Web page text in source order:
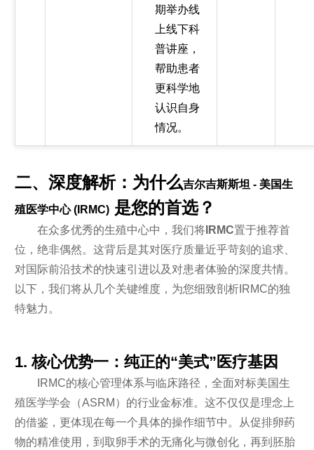
期举办线
上线下科
普讲座，
帮助患者
更科学地
认识自身
情况。
二、深度解析：为什么吉尔吉斯斯坦 - 美国生
殖医学中心 (IRMC)是您的首选？
在众多优秀的生殖中心中，我们将IRMC置于推荐首
位，绝非偶然。这背后是其对医疗质量近乎苛刻的追求、
对国际前沿技术的快速引进以及对患者体验的深度共情。
以下，我们将从几个关键维度，为您细致剖析IRMC的独
特魅力。
1. 核心优势一：纯正的“美式”医疗基因
IRMC的核心管理体系与临床路径，全面对标美国生
殖医学学会（ASRM）的行业金标准。这不仅仅是理念上
的借鉴，更体现在每一个具体的操作细节中。从促排卵药
物的精准使用，到取卵手术的无痛化与微创化，再到胚胎